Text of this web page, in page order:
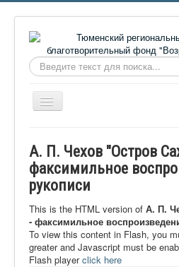
Искать...
Включить/
выключить
О фонде
Онлайн библиотека
Видеоматериалы
Контакты
Сайт проекта Достоевский
А. П. Чехов "Остров
факсимильное
рукописи
This is the HTML version of А. П.
- факсимильное
To view this content in Flash, you
greater and Javascript must be
Flash playerclick here